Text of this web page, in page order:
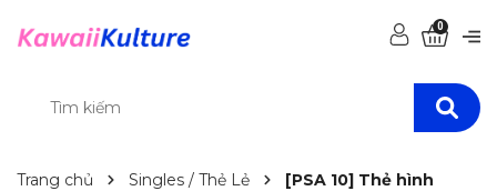
0
Trang chủ Singles / Thẻ Lẻ
[PSA 10] Thẻ hình